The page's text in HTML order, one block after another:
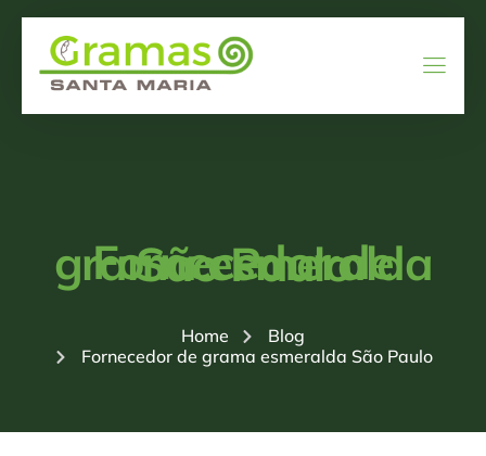
Fornecedor de grama esmeralda São Paulo
Home
Blog
Fornecedor de grama esmeralda São Paulo